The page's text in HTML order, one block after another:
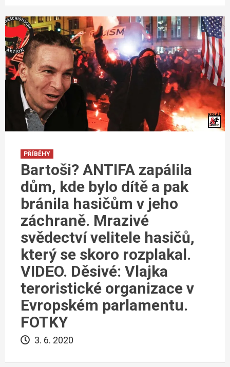
PŘÍBĚHY
Bartoši? ANTIFA zapálila
dům, kde bylo dítě a pak
bránila hasičům v jeho
záchraně. Mrazivé
svědectví velitele hasičů,
který se skoro rozplakal.
VIDEO. Děsivé: Vlajka
teroristické organizace v
Evropském parlamentu.
FOTKY
3. 6. 2020